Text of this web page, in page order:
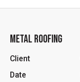
METAL ROOFING
Client
Date